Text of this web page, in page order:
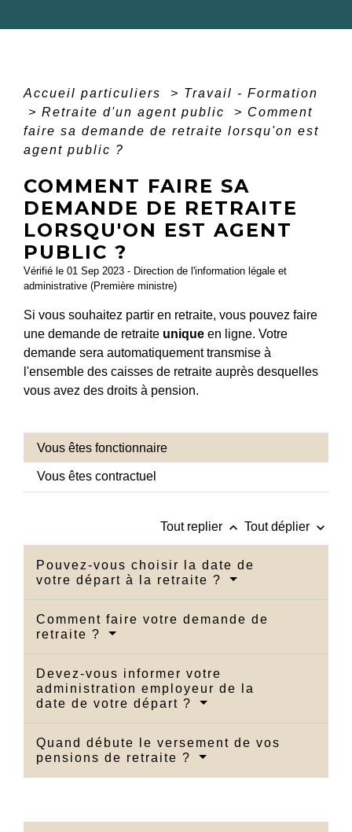
Accueil particuliers > Travail - Formation
> Retraite d'un agent public > Comment
faire sa demande de retraite lorsqu'on est
agent public ?
COMMENT FAIRE SA
DEMANDE DE RETRAITE
LORSQU'ON EST AGENT
PUBLIC ?
Vérifié le 01 Sep 2023 - Direction de l'information légale et
administrative (Première ministre)
Si vous souhaitez partir en retraite, vous pouvez faire
une demande de retraite unique en ligne. Votre
demande sera automatiquement transmise à
l'ensemble des caisses de retraite auprès desquelles
vous avez des droits à pension.
Vous êtes fonctionnaire
Vous êtes contractuel
Tout replier keyboard_arrow_up Tout déplier keyboard_arrow_down
Pouvez-vous choisir la date de
votre départ à la retraite ?
Comment faire votre demande de
retraite ?
Devez-vous informer votre
administration employeur de la
date de votre départ ?
Quand débute le versement de vos
pensions de retraite ?